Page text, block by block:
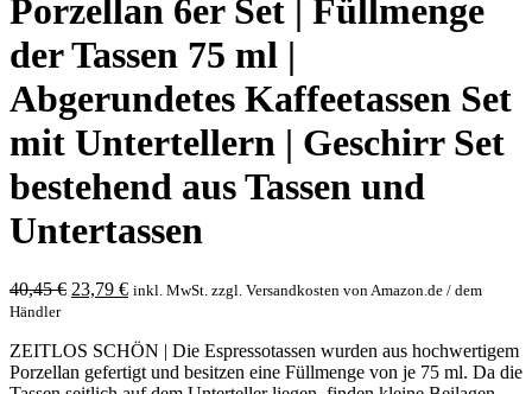
Porzellan 6er Set | Füllmenge
der Tassen 75 ml |
Abgerundetes Kaffeetassen Set
mit Untertellern | Geschirr Set
bestehend aus Tassen und
Untertassen
40,45€ Original
40,45 €.
23,79 €Current
23,79 €.
inkl. MwSt. zzgl. Versandkosten von Amazon.de / dem
Händler
ZEITLOS SCHÖN | Die Espressotassen wurden aus hochwertigem
Porzellan gefertigt und besitzen eine Füllmenge von je 75 ml. Da die